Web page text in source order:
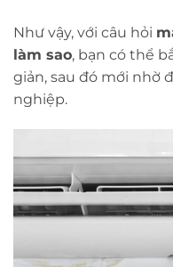
Như vậy, với câu hỏi
làm sao, bạn có thể
giản, sau đó mới nhờ
nghiệp.